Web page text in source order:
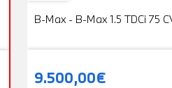
B-Max - B-Max 1.5 TDCi 75
9.500,00€